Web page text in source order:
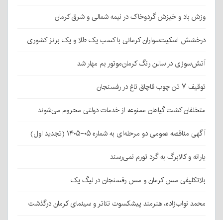
وزش باد و خیزش گردوخاک در نیمه شمالی و شرق کرمان
درخشش اسکیت‌سواران کرمانی با کسب یک طلا و یک برنز کشوری
آتش‌سوزی در سالن رنگ کرمان‌موتور بم مهار شد
توقیف ۷ تن چوب قاچاق تاغ در رفسنجان
متخلفان کشت گیاهان ممنوعه از خدمات دولتی محروم می‌شوند
آگهی مناقصه عمومی دو مرحله‌ای به شماره ۰۵-۱۴۰۵ (تجدید اول)
یارانه و کالابرگ به گرد تورم نمی‌رسند
بلاتکلیفی مس کرمان و مس رفسنجان در لیگ یک
محمد نواب‌زاده، هنرمند پیشکسوت تئاتر و سینمای کرمان درگذشت